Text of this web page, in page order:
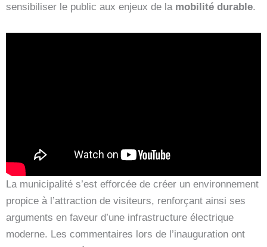
sensibiliser le public aux enjeux de la mobilité durable.
La municipalité s’est efforcée de créer un environnement
propice à l’attraction de visiteurs, renforçant ainsi ses
arguments en faveur d’une infrastructure électrique
moderne. Les commentaires lors de l’inauguration ont